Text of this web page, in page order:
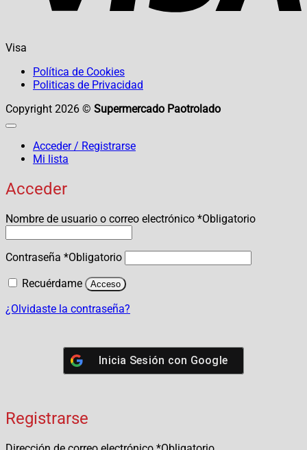
Visa
Política de Cookies
Politicas de Privacidad
Copyright 2026 © Supermercado Paotrolado
Acceder / Registrarse
Mi lista
Acceder
Nombre de usuario o correo electrónico *Obligatorio
Contraseña *Obligatorio
Recuérdame
Acceso
¿Olvidaste la contraseña?
Inicia Sesión con Google
Registrarse